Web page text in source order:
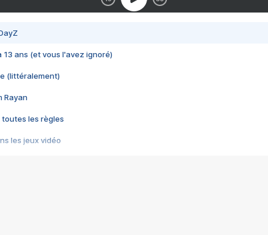
13 ans (et vous l'avez ignoré)
(littéralement)
Rayan
toutes les règles
les jeux vidéo